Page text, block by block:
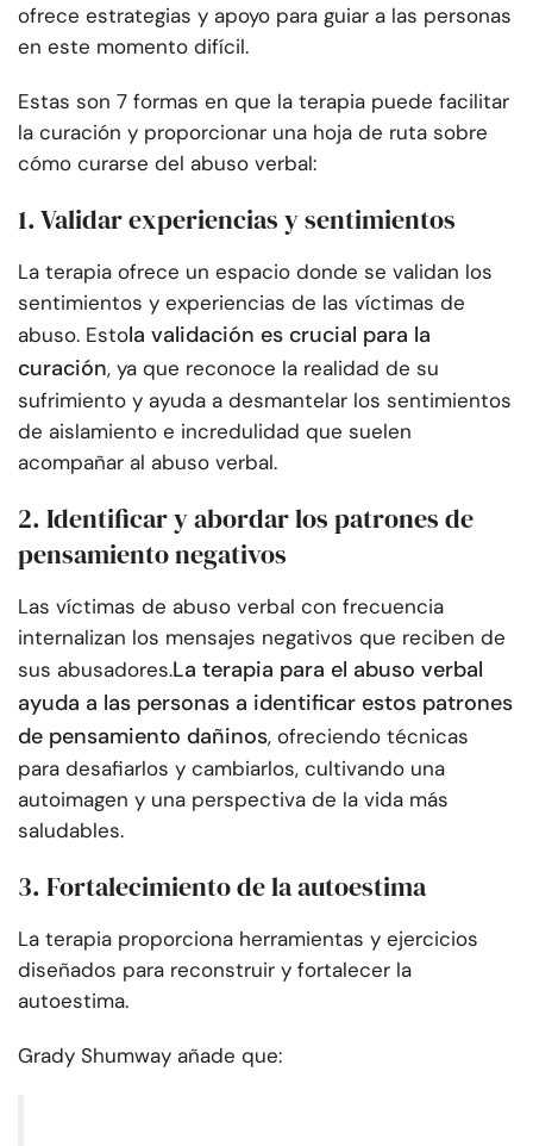
ofrece estrategias y apoyo para guiar a las personas
en este momento difícil.
Estas son 7 formas en que la terapia puede facilitar
la curación y proporcionar una hoja de ruta sobre
cómo curarse del abuso verbal:
1. Validar experiencias y sentimientos
La terapia ofrece un espacio donde se validan los
sentimientos y experiencias de las víctimas de
abuso. Estola validación es crucial para la
curación, ya que reconoce la realidad de su
sufrimiento y ayuda a desmantelar los sentimientos
de aislamiento e incredulidad que suelen
acompañar al abuso verbal.
2. Identificar y abordar los patrones de
pensamiento negativos
Las víctimas de abuso verbal con frecuencia
internalizan los mensajes negativos que reciben de
sus abusadores.La terapia para el abuso verbal
ayuda a las personas a identificar estos patrones
de pensamiento dañinos, ofreciendo técnicas
para desafiarlos y cambiarlos, cultivando una
autoimagen y una perspectiva de la vida más
saludables.
3. Fortalecimiento de la autoestima
La terapia proporciona herramientas y ejercicios
diseñados para reconstruir y fortalecer la
autoestima.
Grady Shumway añade que: